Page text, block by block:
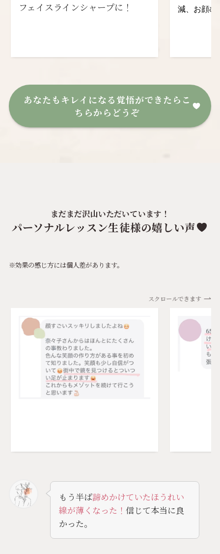
フェイスラインシャープに！
減、お顔む
あなたもキレイになる覚悟ができたらこ
ちらからどうぞ
まだまだ沢山いただいています！
パーソナルレッスン生徒様の嬉しい声
※効果の感じ方には個人差があります。
スクロールできます
もう半ば諦めかけていたほうれい
線が薄くなった！ 信じて本当に良
かった。